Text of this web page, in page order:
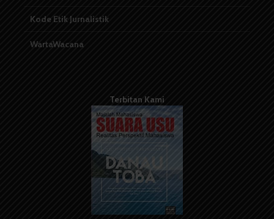
Kode Etik Jurnalistik
WartaWacana
Terbitan Kami